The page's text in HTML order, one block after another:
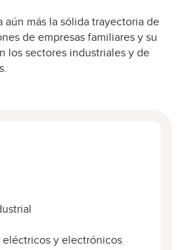
aún más la sólida trayectoria de
de empresas familiares y su
los sectores industriales y de
y electrónicos